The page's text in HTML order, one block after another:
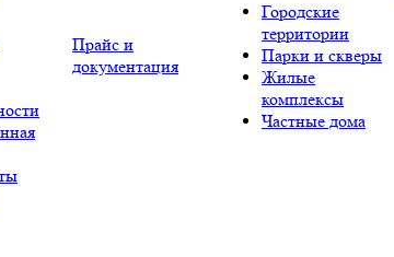
Прайс и
документация
Городские
территории
Парки и скверы
Жилые
комплексы
Частные дома